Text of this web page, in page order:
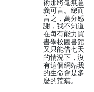
術那將毫無意
義可言。總而
言之，萬分感
謝，我不知道
在每有能力買
書學校圖書館
又只能借七天
的情況下，沒
有這個網站我
的生命會是多
麼的荒蕪。